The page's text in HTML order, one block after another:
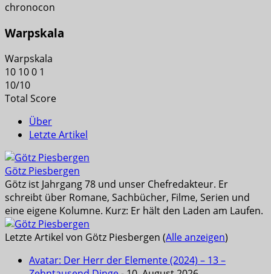
chronocon
Warpskala
Warpskala
10 100 1
10/10
Total Score
Über
Letzte Artikel
Götz Piesbergen
Götz ist Jahrgang 78 und unser Chefredakteur. Er
schreibt über Romane, Sachbücher, Filme, Serien und
eine eigene Kolumne. Kurz: Er hält den Laden am Laufen.
Letzte Artikel von Götz Piesbergen (Alle anzeigen)
Avatar: Der Herr der Elemente (2024) – 13 –